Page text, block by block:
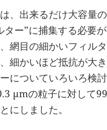
、出来るだけ大容量
ー”に捕集する必要
網目の細かいフィル
細かいほど抵抗が大
についていろいろ検
µmの粒子に対して
にしました。